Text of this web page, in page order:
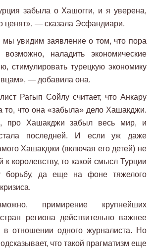
забыла о Хашогги, и я уверена,
ценят», — сказала Эсфандиари.
мы увидим заявление о том, что пора
возможно, наладить экономические
стимулировать турецкую экономику
— добавила она.
Рагып Сойлу считает, что Анкару
то, что она «забыла» дело Хашакджи.
про Хашакджи забыл весь мир, и
последней. И если уж даже
Хашакджи (включая его детей) не
к королевству, то какой смысл Турции
борьбу, да еще на фоне тяжелого
примирение крупнейших
региона действительно важнее
в отношении одного журналиста. Но
что такой прагматизм еще